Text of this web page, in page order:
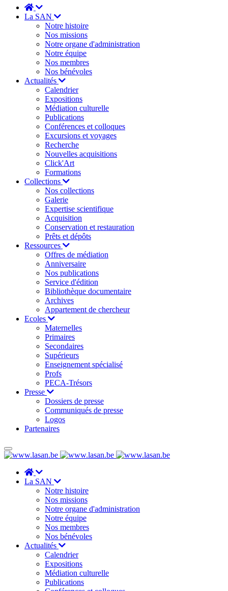
La SAN
Notre histoire
Nos missions
Notre organe d'administration
Notre équipe
Nos membres
Nos bénévoles
Actualités
Calendrier
Expositions
Médiation culturelle
Publications
Conférences et colloques
Excursions et voyages
Recherche
Nouvelles acquisitions
Click'Art
Formations
Collections
Nos collections
Galerie
Expertise scientifique
Acquisition
Conservation et restauration
Prêts et dépôts
Ressources
Offres de médiation
Anniversaire
Nos publications
Service d'édition
Bibliothèque documentaire
Archives
Appartement de chercheur
Ecoles
Maternelles
Primaires
Secondaires
Supérieurs
Enseignement spécialisé
Profs
PECA-Trésors
Presse
Dossiers de presse
Communiqués de presse
Logos
Partenaires
La SAN
Notre histoire
Nos missions
Notre organe d'administration
Notre équipe
Nos membres
Nos bénévoles
Actualités
Calendrier
Expositions
Médiation culturelle
Publications